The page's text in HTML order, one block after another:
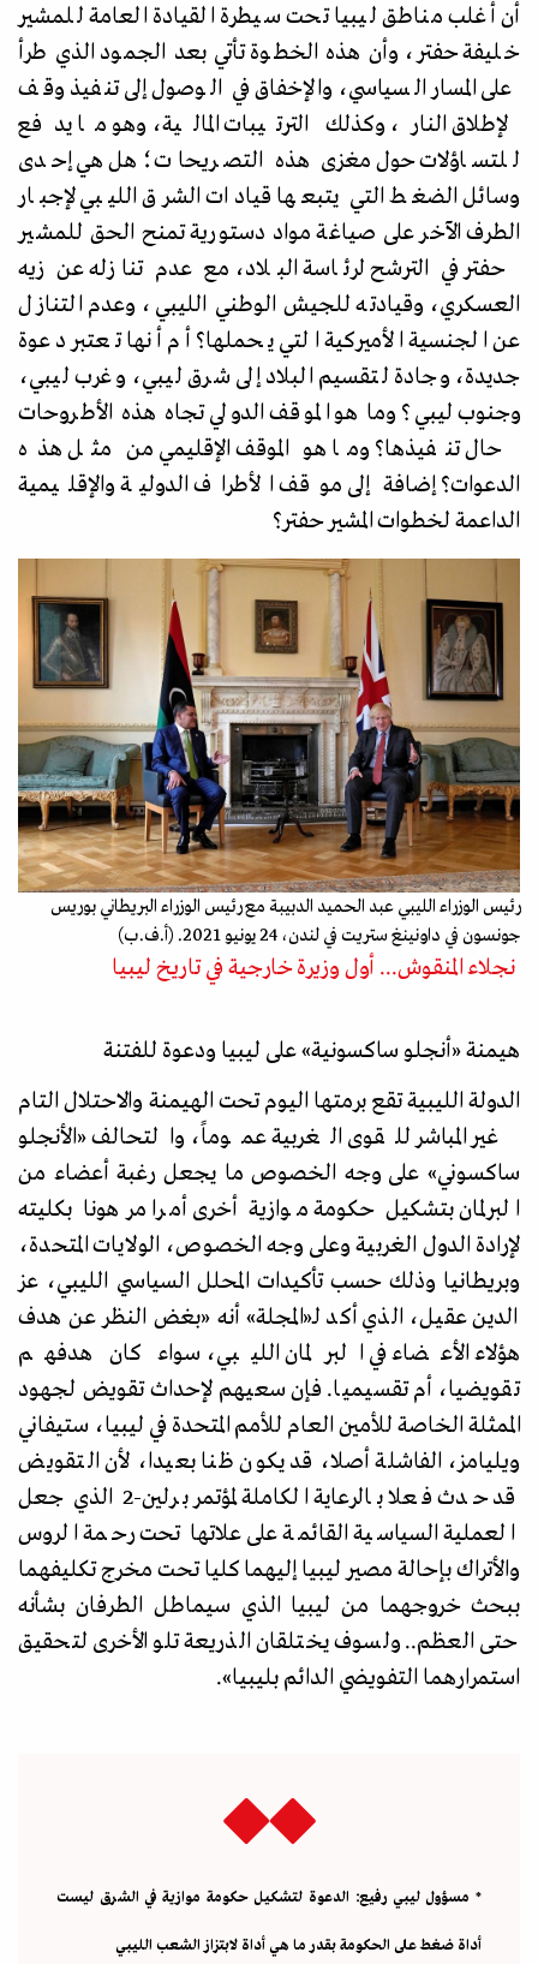
أن أغلب مناطق ليبيا تحت سيطرة القيادة العامة للمشير
خليفة حفتر، وأن هذه الخطوة تأتي بعد الجمود الذي طرأ
على المسار السياسي، والإخفاق في الوصول إلى تنفيذ وقف
لإطلاق النار، وكذلك الترتيبات المالية، وهو ما يدفع
للتساؤلات حول مغزى هذه التصريحات؛ هل هي إحدى
وسائل الضغط التي يتبعها قيادات الشرق الليبي لإجبار
الطرف الآخر على صياغة مواد دستورية تمنح الحق للمشير
حفتر في الترشح لرئاسة البلاد، مع عدم تنازله عن زيه
العسكري، وقيادته للجيش الوطني الليبي، وعدم التنازل
عن الجنسية الأميركية التي يحملها؟ أم أنها تعتبر دعوة
جديدة، وجادة لتقسيم البلاد إلى شرق ليبي، وغرب ليبي،
وجنوب ليبي؟ وما هو الموقف الدولي تجاه هذه الأطروحات
حال تنفيذها؟ وما هو الموقف الإقليمي من مثل هذه
الدعوات؟ إضافة إلى موقف الأطراف الدولية والإقليمية
الداعمة لخطوات المشير حفتر؟
رئيس الوزراء الليبي عبد الحميد الدبيبة مع رئيس الوزراء البريطاني بوريس
جونسون في داونينغ ستريت في لندن، 24 يونيو 2021. (أ.ف.ب)
نجلاء المنقوش... أول وزيرة خارجية في تاريخ ليبيا
هيمنة«أنجلو ساكسونية»على ليبيا ودعوة للفتنة
الدولة الليبية تقع برمتها اليوم تحت الهيمنة والاحتلال التام
غير المباشر للقوى الغربية عموماً، والتحالف«الأنجلو
ساكسوني» على وجه الخصوص ما يجعل رغبة أعضاء من
البرلمان بتشكيل حكومة موازية أخرى أمرا مرهونا بكليته
لإرادة الدول الغربية وعلى وجه الخصوص، الولايات المتحدة،
وبريطانيا وذلك حسب تأكيدات المحلل السياسي الليبي، عز
الدين عقيل، الذي أكد لـ«المجلة»أنه «بغض النظر عن هدف
هؤلاء الأعضاء في البرلمان الليبي، سواء كان هدفهم
تقويضيا، أم تقسيميا. فإن سعيهم لإحداث تقويض لجهود
الممثلة الخاصة للأمين العام للأمم المتحدة في ليبيا، ستيفاني
ويليامز، الفاشلة أصلا، قد يكون ظنا بعيدا، لأن التقويض
قد حدث فعلا بالرعاية الكاملة لمؤتمر برلين-2 الذي جعل
العملية السياسية القائمة على علاتها تحت رحمة الروس
والأتراك بإحالة مصير ليبيا إليهما كليا تحت مخرج تكليفهما
ببحث خروجهما من ليبيا الذي سيماطل الطرفان بشأنه
حتى العظم.. ولسوف يختلقان الذريعة تلو الأخرى لتحقيق
استمرارهما التفويضي الدائم بليبيا»
.
* مسؤول ليبي رفيع: الدعوة لتشكيل حكومة موازية في الشرق ليست
أداة ضغط على الحكومة بقدر ما هي أداة لابتزاز الشعب الليبي